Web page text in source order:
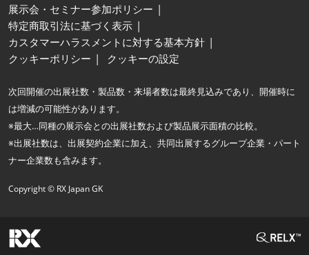
展示会・セミナー参加ポリシー
特定商取引法に基づく表示
カスタマーハラスメントに対する基本方針
クッキーポリシー
クッキーの設定
次回開催の出展社数・製品数・来場者数は最終見込みであり、開催時に
は増減の可能性があります。
※最大…同種の展示会との出展社数および製品展示面積の比較。
※出展社数は、出展契約企業に加え、共同出展するグループ企業・パート
ナー企業数も含みます。
Copyright © RX Japan GK